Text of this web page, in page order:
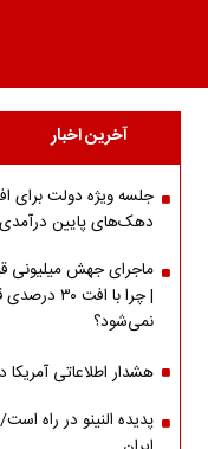
آخرین اخبار
جلسه ویژه دولت برای
دهک‌های پایین
| چرا با
نمی‌شود؟
هشدار اطلاعاتی آمریکا
پدیده النینو در راه